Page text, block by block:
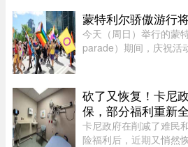
Joshua，后来认同为女
加女子体育赛事。自
蒙特利尔骄傲游行
今天（周日）举行的蒙
parade）期间，庆祝活
承诺今年将加强安保。
砍了又恢复！卡尼
保，部分福利重新
卡尼政府在削减了难民
险福利后，近期又悄然